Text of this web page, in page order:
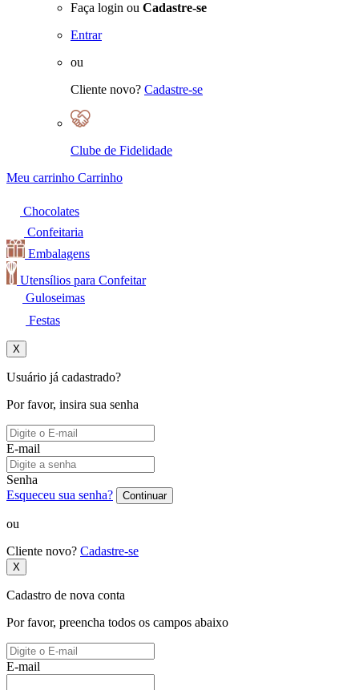
Faça login ou Cadastre-se
Entrar
ou
Cliente novo? Cadastre-se
Clube de Fidelidade
Meu carrinho Carrinho
Chocolates
Confeitaria
Embalagens
Utensílios para Confeitar
Guloseimas
Festas
X
Usuário já cadastrado?
Por favor, insira sua senha
E-mail
Senha
Esqueceu sua senha?
Continuar
ou
Cliente novo? Cadastre-se
X
Cadastro de nova conta
Por favor, preencha todos os campos abaixo
E-mail